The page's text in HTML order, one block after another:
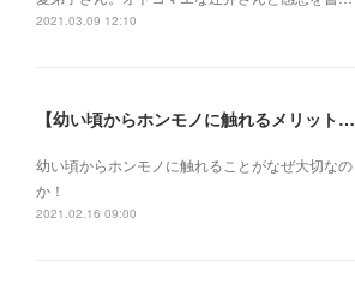
2021.03.09 12:10
【幼い頃からホンモノに触れるメリットとは？】
幼い頃からホンモノに 触れることがなぜ大切なの
か！
2021.02.16 09:00